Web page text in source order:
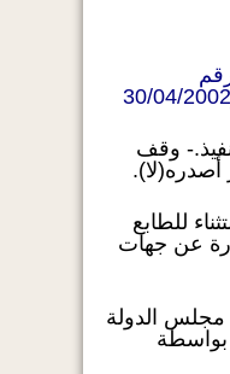
وقف
أصدره(لا).
للطابع
عن جهات
مجلس الدولة
بواسطة